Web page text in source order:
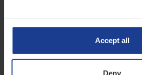
Accept all
Deny
Video­pod­cast —
VIDEOPODCAST